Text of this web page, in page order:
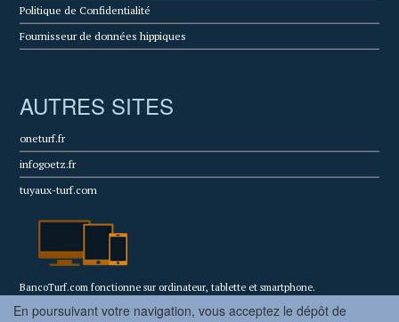
Politique de Confidentialité
Fournisseur de données hippiques
AUTRES SITES
oneturf.fr
infogoetz.fr
tuyaux-turf.com
BancoTurf.com fonctionne sur ordinateur, tablette et smartphone.
En poursuivant votre navigation, vous acceptez le dépôt de